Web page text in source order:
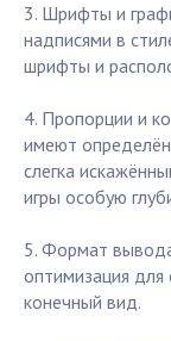
3. Шрифты и
надписями в
шрифты и
4. Пропорции и
имеют
слегка
игры особую
5. Формат
оптимизация для
конечный вид.